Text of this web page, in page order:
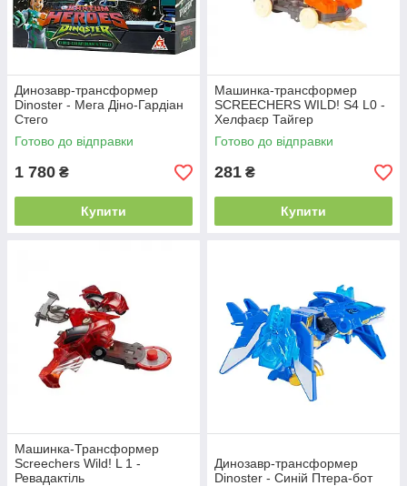
Динозавр-трансформер
Dinoster - Мега Діно-Гардіан
Стего
Готово до відправки
1 780 ₴
Купити
Машинка-трансформер
SCREECHERS WILD! S4 L0 -
Хелфаєр Тайгер
Готово до відправки
281 ₴
Купити
Машинка-Трансформер
Screechers Wild! L 1 -
Ревадактіль
Динозавр-трансформер
Dinoster - Синій Птера-бот